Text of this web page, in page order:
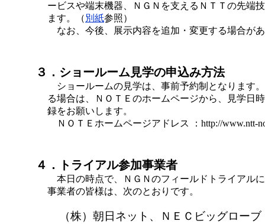
ービスや端末機器、ＮＧＮを支えるＮＴＴの先端
ます。（ 別紙参照）
なお、今後、展示内容を追加・変更する場合が
３．ショールーム見学の申込み方法
ショールームの見学は、事前予約制となります
る場合は、ＮＯＴＥのホームページから、見学日
録をお願いします。
ＮＯＴＥホームページアドレス ：http://www.ntt-
４．トライアル参加事業者
本日の時点で、ＮＧＮのフィールドトライアル
事業者の皆様は、次のとおりです。
（株）朝日ネット、ＮＥＣビッグロー